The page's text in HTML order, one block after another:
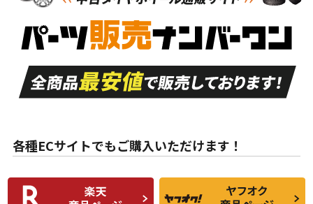
S
品）
S
新車外し品（新古
付き
A
走行距離も少なく、
目立つ傷もほとんど
ない中古品
A
走行距離も少なく、
非常に状態の良い中
古品
な中古品
んどない中古品
C
比較的きれいな中古
品
C
られるが、使用に問
題のない中古品
各種ECサイトでもご購入いただけます！